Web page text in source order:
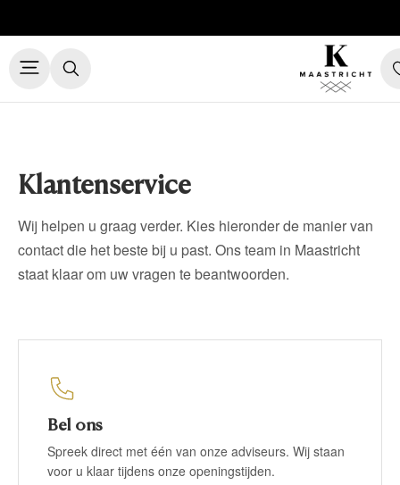
Klantenservice
Wij helpen u graag verder. Kies hieronder de manier van
contact die het beste bij u past. Ons team in Maastricht
staat klaar om uw vragen te beantwoorden.
Bel ons
Spreek direct met één van onze adviseurs. Wij staan
voor u klaar tijdens onze openingstijden.